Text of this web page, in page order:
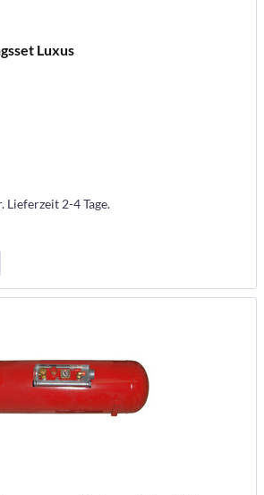
Luxus
2-4 Tage.